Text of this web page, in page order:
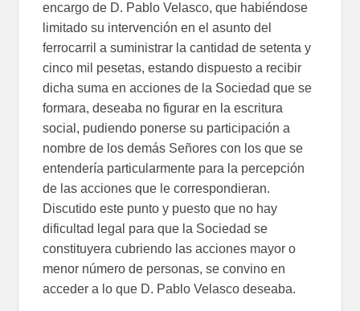
encargo de D. Pablo Velasco, que habiéndose
limitado su intervención en el asunto del
ferrocarril a suministrar la cantidad de setenta y
cinco mil pesetas, estando dispuesto a recibir
dicha suma en acciones de la Sociedad que se
formara, deseaba no figurar en la escritura
social, pudiendo ponerse su participación a
nombre de los demás Señores con los que se
entendería particularmente para la percepción
de las acciones que le correspondieran.
Discutido este punto y puesto que no hay
dificultad legal para que la Sociedad se
constituyera cubriendo las acciones mayor o
menor número de personas, se convino en
acceder a lo que D. Pablo Velasco deseaba.